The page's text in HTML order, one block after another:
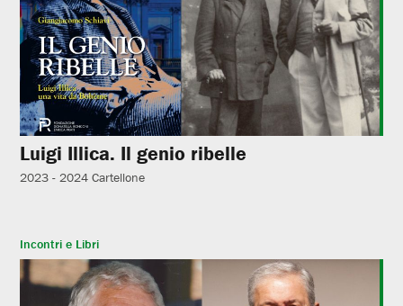
Luigi Illica. Il genio ribelle
2023 - 2024 Cartellone
Incontri e Libri